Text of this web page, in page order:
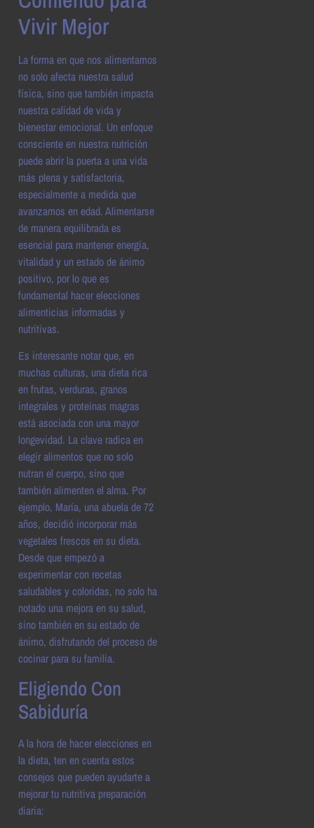
Vivir Mejor
La forma en que nos alimentamos
no solo afecta nuestra salud
física, sino que también impacta
nuestra calidad de vida y
bienestar emocional. Un enfoque
consciente en nuestra nutrición
puede abrir la puerta a una vida
más plena y satisfactoria,
especialmente a medida que
avanzamos en edad. Alimentarse
de manera equilibrada es
esencial para mantener energía,
vitalidad y un estado de ánimo
positivo, por lo que es
fundamental hacer elecciones
alimenticias informadas y
nutritivas.
Es interesante notar que, en
muchas culturas, una dieta rica
en frutas, verduras, granos
integrales y proteínas magras
está asociada con una mayor
longevidad. La clave radica en
elegir alimentos que no solo
nutran el cuerpo, sino que
también alimenten el alma. Por
ejemplo, María, una abuela de 72
años, decidió incorporar más
vegetales frescos en su dieta.
Desde que empezó a
experimentar con recetas
saludables y coloridas, no solo ha
notado una mejora en su salud,
sino también en su estado de
ánimo, disfrutando del proceso de
cocinar para su familia.
Eligiendo Con
Sabiduría
A la hora de hacer elecciones en
la dieta, ten en cuenta estos
consejos que pueden ayudarte a
mejorar tu nutritiva preparación
diaria: